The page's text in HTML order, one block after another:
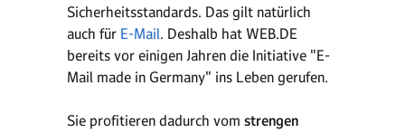
Sicherheitsstandards. Das gilt natürlich
auch für E-Mail. Deshalb hat WEB.DE
bereits vor einigen Jahren die Initiative "E-
Mail made in Germany" ins Leben gerufen.
Sie profitieren dadurch vom strengen